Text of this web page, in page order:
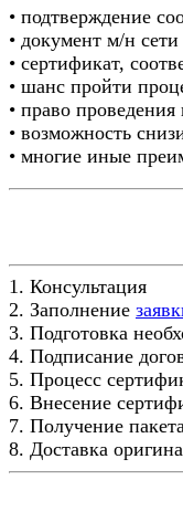
• подтверждение
• документ м/н
• сертификат,
• шанс пройти
• право
• возможность
• многие иные
1. Консультация
2. Заполнение
3. Подготовка
4. Подписание
5. Процесс
6. Внесение
7. Получение
8. Доставка